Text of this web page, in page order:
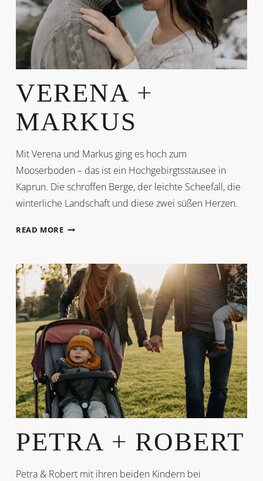
VERENA +
MARKUS
Mit Verena und Markus ging es hoch zum
Mooserboden – das ist ein Hochgebirgtsstausee in
Kaprun. Die schroffen Berge, der leichte Scheefall, die
winterliche Landschaft und diese zwei süßen Herzen.
READ MOREVERENA
PETRA + ROBERT
Petra & Robert mit ihren beiden Kindern bei